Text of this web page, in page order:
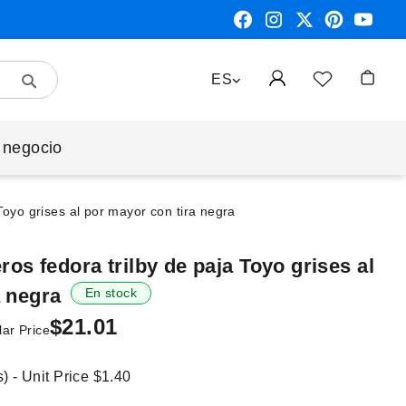
LENGUAJE
ES
Search
grises al por mayor con tira negra
fedora trilby de paja Toyo grises al
En stock
Price$21.01
- Unit Price $1.40